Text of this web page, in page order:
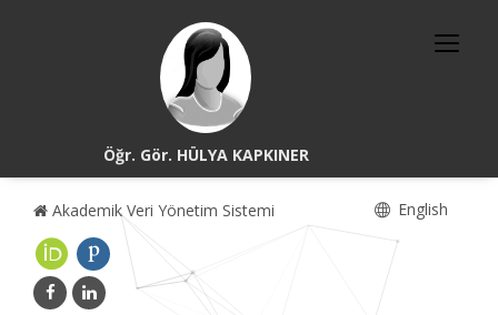
Öğr. Gör. HÜLYA KAPKINER
Akademik Veri Yönetim Sistemi English